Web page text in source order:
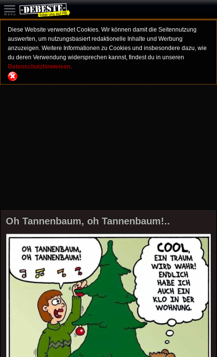
Diese Website verwendet Cookies. Wir können damit die Seitennutzung
auswerten, um nutzungsbasiert redaktionelle Inhalte und Werbung
anzuzeigen. Weitere Informationen zu Cookies und insbesondere dazu, wie
du deren Verwendung widersprechen kannst, findest du in unseren
Datenschutzhinweisen.
Oh Tannenbaum, oh Tannenbaum!..